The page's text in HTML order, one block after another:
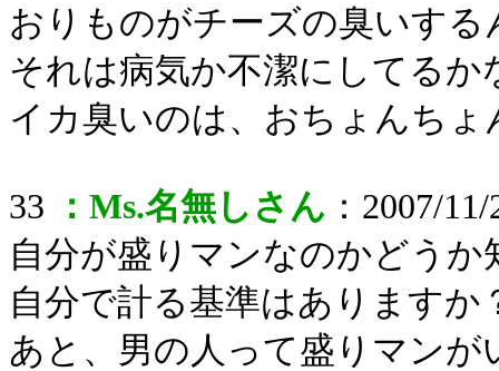
おりものがチーズの臭いする
それは病気か不潔にしてる
イカ臭いのは、おちょんち
33 ：Ms.名無しさん ：2007/
自分が盛りマンなのかどうか
自分で計る基準はありますか
あと、男の人って盛りマンが